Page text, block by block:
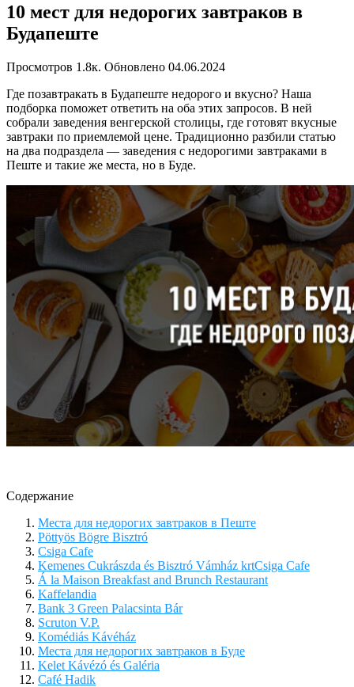
10 мест для недорогих завтраков в
Будапеште
Просмотров 1.8к. Обновлено 04.06.2024
Где позавтракать в Будапеште недорого и вкусно? Наша
подборка поможет ответить на оба этих запросов. В ней
собрали заведения венгерской столицы, где готовят вкусные
завтраки по приемлемой цене. Традиционно разбили статью
на два подраздела — заведения с недорогими завтраками в
Пеште и такие же места, но в Буде.
Содержание
Места для недорогих завтраков в Пеште
Pöttyös Bögre Bisztró
Csiga Cafe
Kemenes Cukrászda és Bisztró Vámház krtCsiga Cafe
Á la Maison Breakfast and Brunch Restaurant
Kaffelandia
Bank 3 Green Palacsinta Bár
Scruton V.P.
Komédiás Kávéház
Места для недорогих завтраков в Буде
Kelet Kávézó és Galéria
Café Hadik